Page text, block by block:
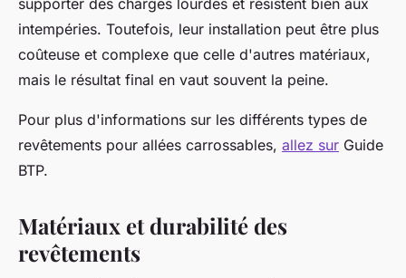
supporter des charges lourdes et résistent bien aux
intempéries. Toutefois, leur installation peut être plus
coûteuse et complexe que celle d'autres matériaux,
mais le résultat final en vaut souvent la peine.
Pour plus d'informations sur les différents types de
revêtements pour allées carrossables, allez sur Guide
BTP.
Matériaux et durabilité des
revêtements